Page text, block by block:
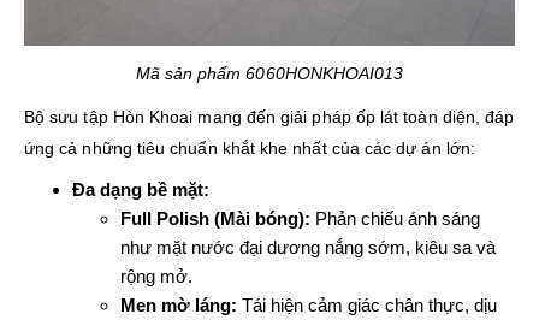
Mã sản phẩm 6060HONKHOAI013
Bộ sưu tập Hòn Khoai mang đến giải pháp ốp lát toàn diện, đáp
ứng cả những tiêu chuẩn khắt khe nhất của các dự án lớn:
Đa dạng bề mặt:
Full Polish (Mài bóng): Phản chiếu ánh sáng
như mặt nước đại dương nắng sớm, kiêu sa và
rộng mở.
Men mờ láng: Tái hiện cảm giác chân thực, dịu